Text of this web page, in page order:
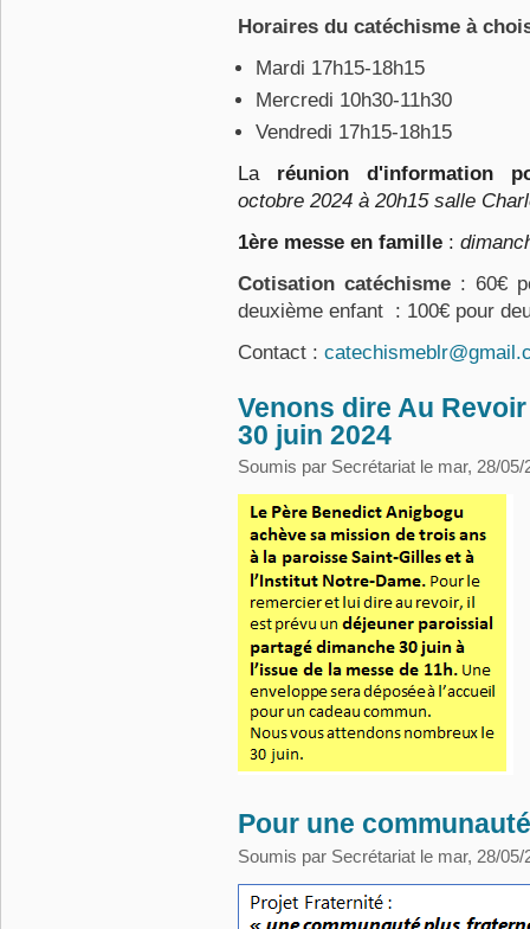
Horaires du catéchisme à
Mardi 17h15-18h15
Mercredi 10h30-11h30
Vendredi 17h15-18h15
La réunion d'information
octobre 2024 à 20h15 salle
1ère messe en famille :
Cotisation catéchisme: 60€
deuxième enfant : 100€ pour
Contact :
Venons dire Au
30 juin 2024
Soumis par Secrétariat le mar, 28/05/
Pour une
Soumis par Secrétariat le mar, 28/05/